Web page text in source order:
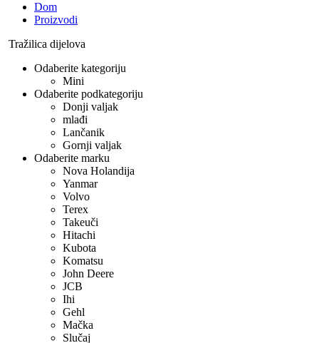
Dom
Proizvodi
Tražilica dijelova
Odaberite kategoriju
Mini
Odaberite podkategoriju
Donji valjak
mlađi
Lančanik
Gornji valjak
Odaberite marku
Nova Holandija
Yanmar
Volvo
Terex
Takeuči
Hitachi
Kubota
Komatsu
John Deere
JCB
Ihi
Gehl
Mačka
Slučaj